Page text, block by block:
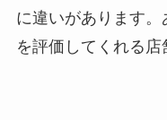
に違いがあります
を評価してくれる店